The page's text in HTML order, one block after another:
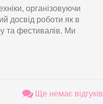
організовуючи
досвід роботи як в
та фестивалів. Ми
Ще немає відгуків